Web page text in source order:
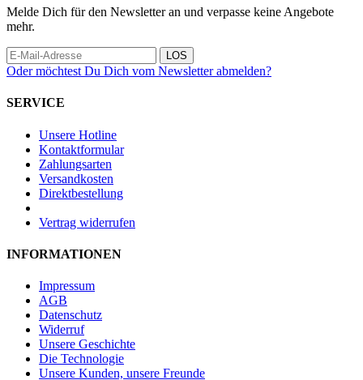
Melde Dich für den Newsletter an und verpasse keine Angebote
mehr.
LOS
Oder möchtest Du Dich vom Newsletter abmelden?
SERVICE
Unsere Hotline
Kontaktformular
Zahlungsarten
Versandkosten
Direktbestellung
Vertrag widerrufen
INFORMATIONEN
Impressum
AGB
Datenschutz
Widerruf
Unsere Geschichte
Die Technologie
Unsere Kunden, unsere Freunde